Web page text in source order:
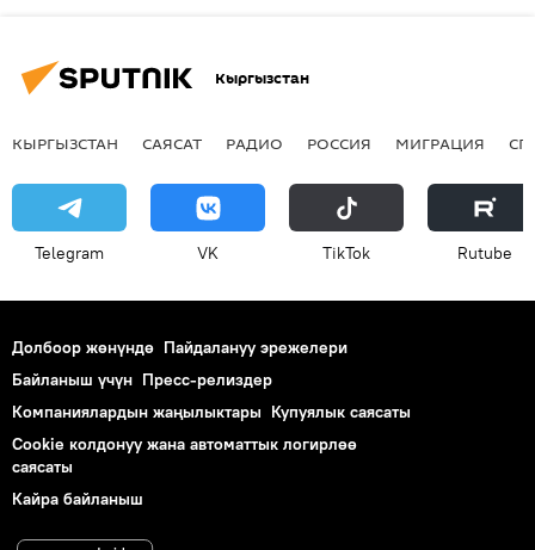
Кыргызстан
КЫРГЫЗСТАН САЯСАТ РАДИО РОССИЯ МИГРАЦИЯ
Telegram VK ТikТоk Rutube
Долбоор жөнүндө Пайдалануу эрежелери
Байланыш үчүн Пресс-релиздер
Компаниялардын жаңылыктары Купуялык саясаты
Cookie колдонуу жана автоматтык логирлөө
саясаты
Кайра байланыш